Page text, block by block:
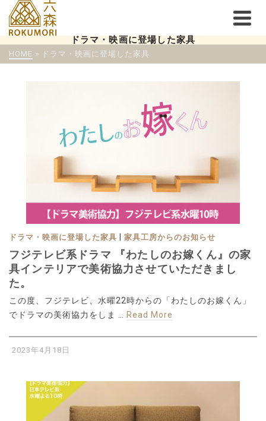
ドラマ・映画に登場した家具
HOME » ドラマ・映画に登場した家具
ドラマ・映画に登場した家具 家具工房からのお知らせ
フジテレビ系ドラマ 『わたしのお嫁くん』の家
具インテリアで美術協力させていただきまし
た。
この度、フジテレビ、水曜22時からの「わたしのお嫁くん」
でドラマの美術協力をしま …
Read More
2023年4月18日